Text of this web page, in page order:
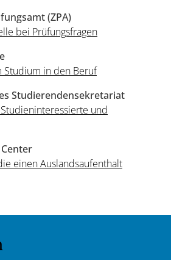
(ZPA)
bei Prüfungsfragen
Studium in den Beruf
Studierendensekretariat
und
einen Auslandsaufenthalt